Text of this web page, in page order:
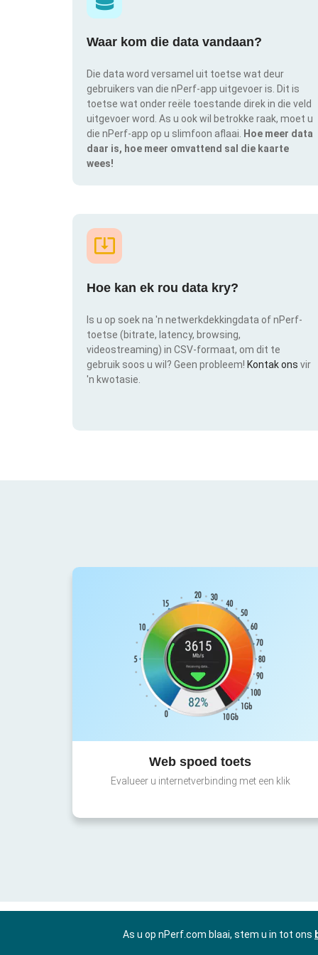
Waar kom die data vandaan?
Die data word versamel uit toetse wat deur
gebruikers van die nPerf-app uitgevoer is. Dit is
toetse wat onder reële toestande direk in die veld
uitgevoer word. As u ook wil betrokke raak, moet u
die nPerf-app op u slimfoon aflaai.
Hoe meer data
daar is, hoe meer omvattend sal die kaarte
wees!
Hoe kan ek rou data kry?
Is u op soek na 'n netwerkdekkingdata of nPerf-
toetse (bitrate, latency, browsing,
videostreaming) in CSV-formaat, om dit te
gebruik soos u wil? Geen probleem! Kontak ons vir
'n kwotasie.
Web spoed toets
Evalueer u internetverbinding met een klik
As u op nPerf.com blaai, stem u in tot ons